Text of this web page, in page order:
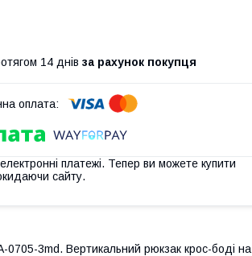
14 днів за рахунок покупця
платежі. Тепер ви можете купити
сайту.
3md. Вертикальний рюкзак крос-боді на